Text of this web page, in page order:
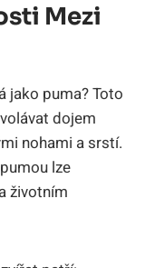
Mezi
jako puma? Toto
dojem
nohami a srstí.
lze
životním